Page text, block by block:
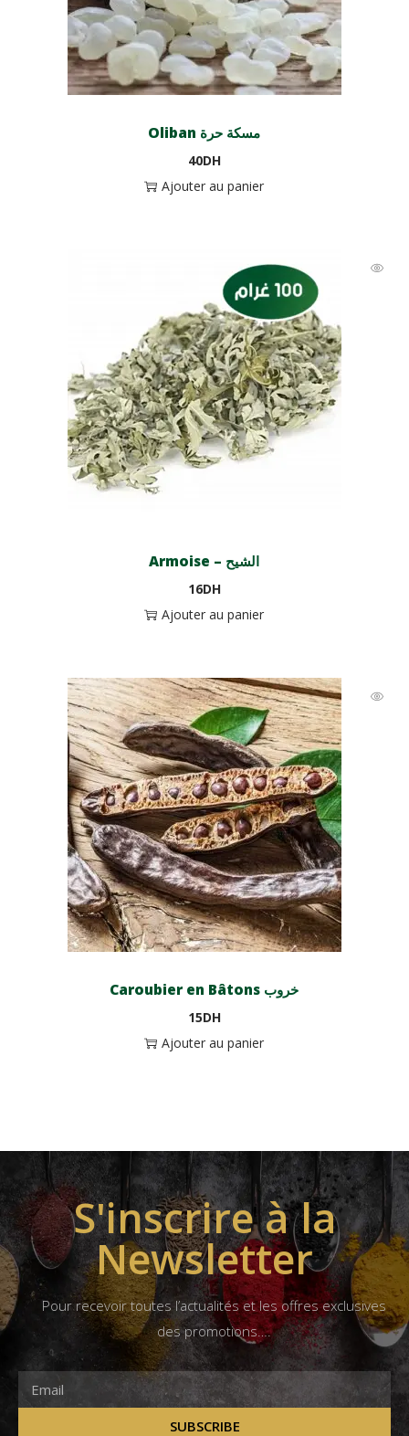
Oliban مسكة حرة
40DH
Ajouter au panier
Armoise – الشيح
16DH
Ajouter au panier
Caroubier en Bâtons خروب
15DH
Ajouter au panier
S'inscrire à la
Newsletter
Pour recevoir toutes l’actualités et les offres exclusives
des promotions….
SUBSCRIBE